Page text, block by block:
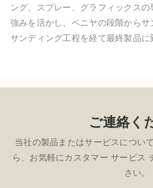
ング、スプレー、グラフィックス
強みを活かし、ベニヤの段階から
サンディング工程を経て最終製品に
ご連絡く
当社の製品またはサービスについ
ら、お気軽にカスタマー サービス
さい。